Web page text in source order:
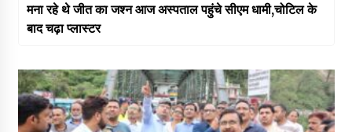
मना रहे थे जीत का जश्न आज अस्पताल पहुंचे सीएम धामी,चोटिल के
बाद चढ़ा प्लास्टर